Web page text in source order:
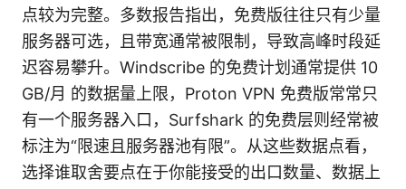
点较为完整。多数报告指出，免费版往往只有少量
服务器可选，且带宽通常被限制，导致高峰时段延
迟容易攀升。Windscribe 的免费计划通常提供 10
GB/月 的数据量上限，Proton VPN 免费版常常只
有一个服务器入口，Surfshark 的免费层则经常被
标注为“限速且服务器池有限”。从这些数据点看，
选择谁取舍要点在于你能接受的出口数量、数据上